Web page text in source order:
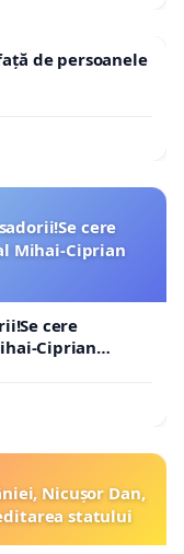
de persoanele
cere
Mihai-Ciprian
cere
Ciprian
Nicușor Dan,
statului